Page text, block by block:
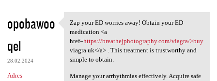
K
o
m
e
n
opobawoo
qel
28.02.2024
Adres
Zap your ED worries away!
Zap your ED worries away! Obtain your ED
medication <a
href=https://breathejphotography.com/viagra/>buy
viagra uk</a> . This treatment is trustworthy and
simple to obtain.
Manage your arrhythmias effectively. Acquire safe